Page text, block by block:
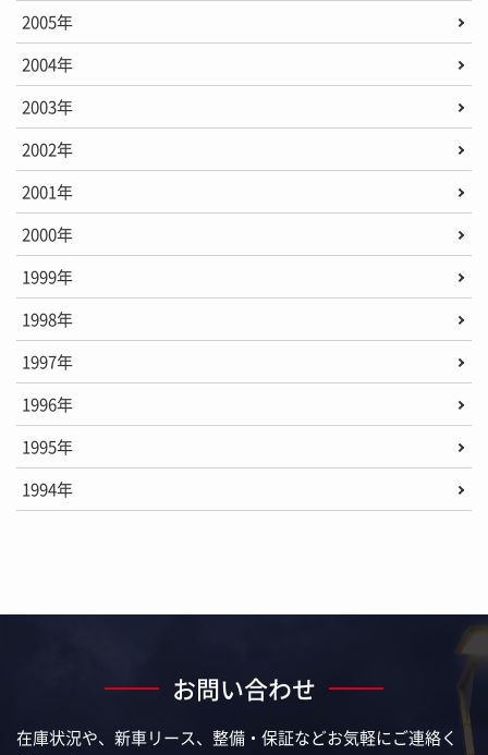
2005年
2004年
2003年
2002年
2001年
2000年
1999年
1998年
1997年
1996年
1995年
1994年
お問い合わせ
在庫状況や、新車リース、整備・保証などお気軽にご連絡く